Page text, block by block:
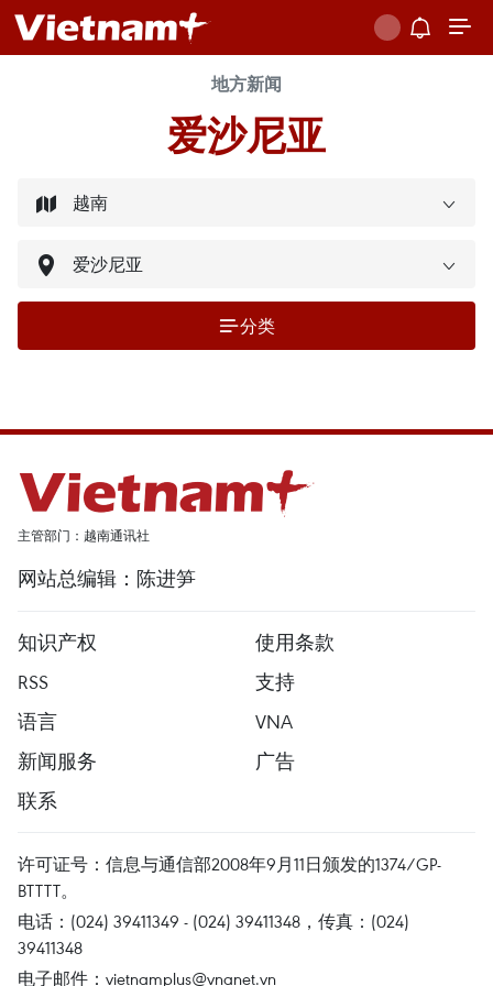
地方新闻
爱沙尼亚
分类
主管部门：越南通讯社
网站总编辑：陈进笋
知识产权
使用条款
RSS
支持
语言
VNA
新闻服务
广告
联系
许可证号：信息与通信部2008年9月11日颁发的1374/GP-
BTTTT。
电话：(024) 39411349 - (024) 39411348，传真：(024)
39411348
电子邮件： vietnamplus@vnanet.vn